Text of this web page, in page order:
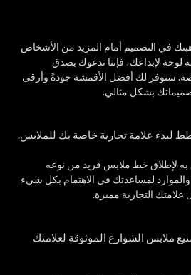
في التصميم أمام المزيد من الأشخاص
لإبداعك، فإننا ندعوك بصدق
سنوفر لك أفضل الأقمشة جودةً وأرقى
بشكل مثالي.
لبدء علامة تجارية خاصة بك للملابس.
لإطلاق خط ملابس فريد من نوعه
والموارد لمساعدتك في الاهتمام بكل شيء
علامتك التجارية مميزة.
ملابس الشوارع الموثوقة لعلامتك